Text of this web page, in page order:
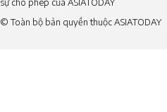
© Toàn bộ bản quyền thuộc ASIATODAY